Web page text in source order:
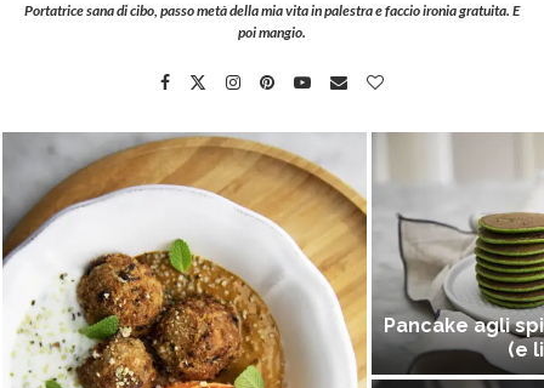
Portatrice sana di cibo, passo metà della mia vita in palestra e faccio ironia gratuita. E
poi mangio.
Pancake agli
(e